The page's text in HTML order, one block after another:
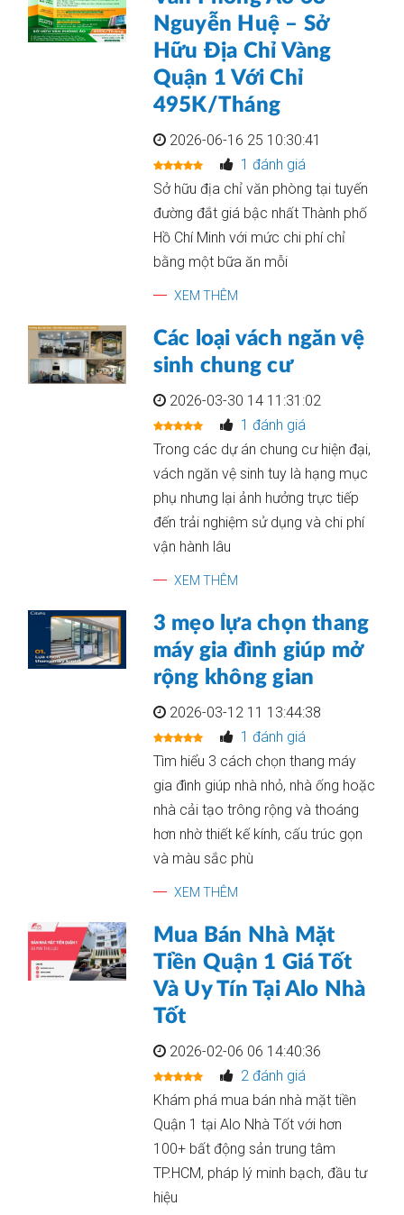
Nguyễn Huệ – Sở
Hữu Địa Chỉ Vàng
Quận 1 Với Chỉ
495K/Tháng
2026-06-16 25 10:30:41
1 đánh giá
Sở hữu địa chỉ văn phòng tại tuyến
đường đắt giá bậc nhất Thành phố
Hồ Chí Minh với mức chi phí chỉ
bằng một bữa ăn mỗi
XEM THÊM
Các loại vách ngăn vệ
sinh chung cư
2026-03-30 14 11:31:02
1 đánh giá
Trong các dự án chung cư hiện đại,
vách ngăn vệ sinh tuy là hạng mục
phụ nhưng lại ảnh hưởng trực tiếp
đến trải nghiệm sử dụng và chi phí
vận hành lâu
XEM THÊM
3 mẹo lựa chọn thang
máy gia đình giúp mở
rộng không gian
2026-03-12 11 13:44:38
1 đánh giá
Tìm hiểu 3 cách chọn thang máy
gia đình giúp nhà nhỏ, nhà ống hoặc
nhà cải tạo trông rộng và thoáng
hơn nhờ thiết kế kính, cấu trúc gọn
và màu sắc phù
XEM THÊM
Mua Bán Nhà Mặt
Tiền Quận 1 Giá Tốt
Và Uy Tín Tại Alo Nhà
Tốt
2026-02-06 06 14:40:36
2 đánh giá
Khám phá mua bán nhà mặt tiền
Quận 1 tại Alo Nhà Tốt với hơn
100+ bất động sản trung tâm
TP.HCM, pháp lý minh bạch, đầu tư
hiệu